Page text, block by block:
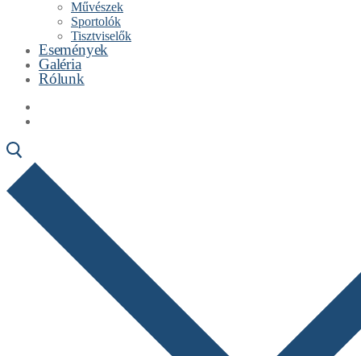
Művészek
Sportolók
Tisztviselők
Események
Galéria
Rólunk